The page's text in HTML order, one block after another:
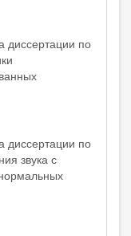
диcсертации по
диcсертации по
звука с